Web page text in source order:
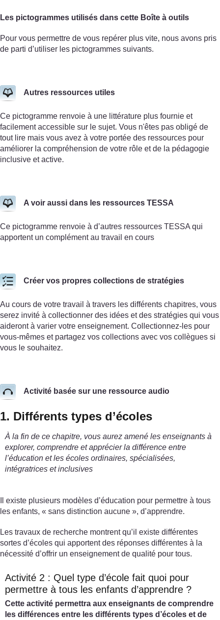
Les pictogrammes utilisés dans cette Boîte à outils
Pour vous permettre de vous repérer plus vite, nous avons pris
de parti d’utiliser les pictogrammes suivants.
Autres ressources utiles
Ce pictogramme renvoie à une littérature plus fournie et
facilement accessible sur le sujet. Vous n'êtes pas obligé de
tout lire mais vous avez à votre portée des ressources pour
améliorer la compréhension de votre rôle et de la pédagogie
inclusive et active.
A voir aussi dans les ressources TESSA
Ce pictogramme renvoie à d’autres ressources TESSA qui
apportent un complément au travail en cours
Créer vos propres collections de stratégies
Au cours de votre travail à travers les différents chapitres, vous
serez invité à collectionner des idées et des stratégies qui vous
aideront à varier votre enseignement. Collectionnez-les pour
vous-mêmes et partagez vos collections avec vos collègues si
vous le souhaitez.
Activité basée sur une ressource audio
1. Différents types d’écoles
À la fin de ce chapitre, vous aurez amené les enseignants à
explorer, comprendre et apprécier la différence entre
l’éducation et les écoles ordinaires, spécialisées,
intégratrices et inclusives
Il existe plusieurs modèles d’éducation pour permettre à tous
les enfants, « sans distinction aucune », d’apprendre.
Les travaux de recherche montrent qu’il existe différentes
sortes d’écoles qui apportent des réponses différentes à la
nécessité d’offrir un enseignement de qualité pour tous.
Activité 2 : Quel type d’école fait quoi pour
permettre à tous les enfants d’apprendre ?
Cette activité permettra aux enseignants de comprendre
les différences entre les différents types d’écoles et de